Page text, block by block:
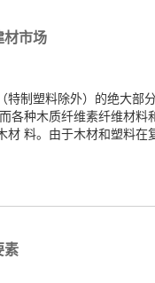
材市场
特制塑料除外）的绝大部
各种木质纤维素纤维材
材 料。由于木材和塑料
素